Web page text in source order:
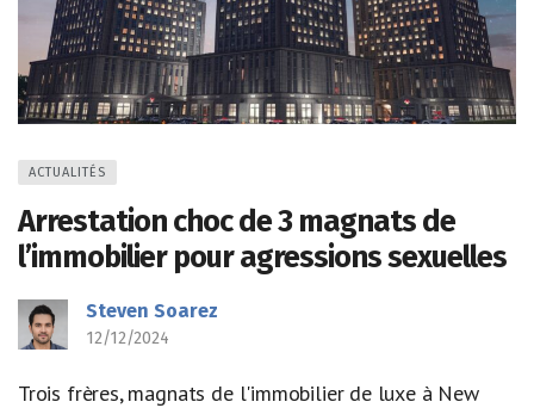
ACTUALITÉS
Arrestation choc de 3 magnats de
l’immobilier pour agressions sexuelles
Steven Soarez
12/12/2024
Trois frères, magnats de l'immobilier de luxe à New